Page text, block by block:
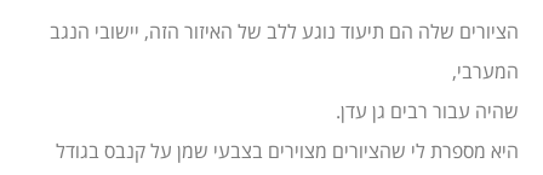
הציורים שלה הם תיעוד נוגע ללב של האיזור הזה, יישובי הנגב
המערבי,
שהיה עבור רבים גן עדן.
היא מספרת לי שהציורים מצוירים בצבעי שמן על קנבס בגודל